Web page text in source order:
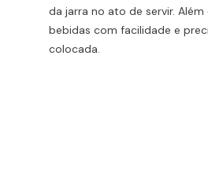
da jarra no ato de servir.
bebidas com facilidade e
colocada.